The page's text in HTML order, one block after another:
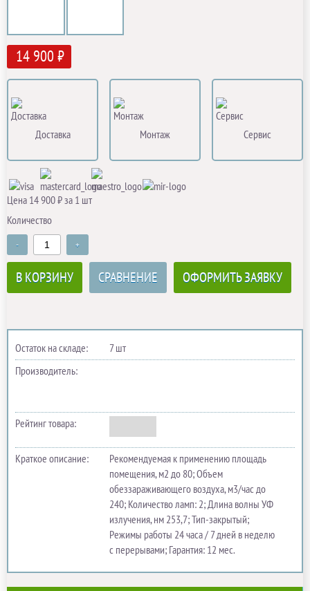
14 900 ₽
Доставка Монтаж Сервис
Цена 14 900 ₽ за 1 шт
Количество
- +
В КОРЗИНУ СРАВНЕНИЕ ОФОРМИТЬ ЗАЯВКУ
Остаток на складе:
7 шт
Производитель:
Рейтинг товара:
Краткое описание:
Рекомендуемая к применению площадь
помещения, м2 до 80; Объем
обеззараживающего воздуха, м3/час до
240; Количество ламп: 2; Длина волны УФ
излучения, нм 253,7; Тип-закрытый;
Режимы работы 24 часа / 7 дней в неделю
с перерывами; Гарантия: 12 мес.